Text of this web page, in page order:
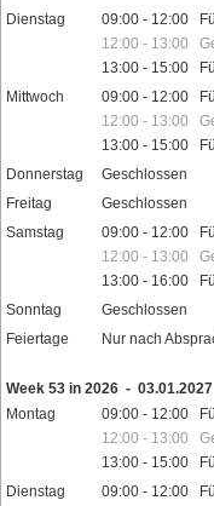
Dienstag
09:00 - 12:00
12:00 - 13:00
13:00 - 15:00
Mittwoch
09:00 - 12:00
12:00 - 13:00
13:00 - 15:00
Donnerstag
Geschlossen
Freitag
Geschlossen
Samstag
09:00 - 12:00
12:00 - 13:00
13:00 - 16:00
Sonntag
Geschlossen
Feiertage
Nur nach
Week 53 in 2026 - 03.01.2027
Montag
09:00 - 12:00
12:00 - 13:00
13:00 - 15:00
Dienstag
09:00 - 12:00